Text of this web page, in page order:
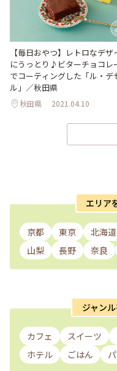
【毎日おやつ】レトロなデザ
にうっとり♪ビターチョコレ
でコーティングした「ル・デ
ル」／秋田県
秋田県 2021.04.10
エリア
京都 東京 北海道
山梨
長野 奈良
ジャン
カフェ スイーツ
ホテル
ごはん